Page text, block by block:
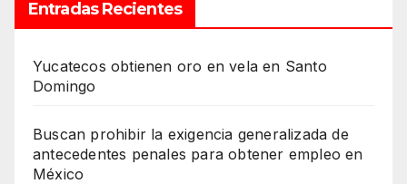
Entradas Recientes
Yucatecos obtienen oro en vela en Santo
Domingo
Buscan prohibir la exigencia generalizada de
antecedentes penales para obtener empleo en
México